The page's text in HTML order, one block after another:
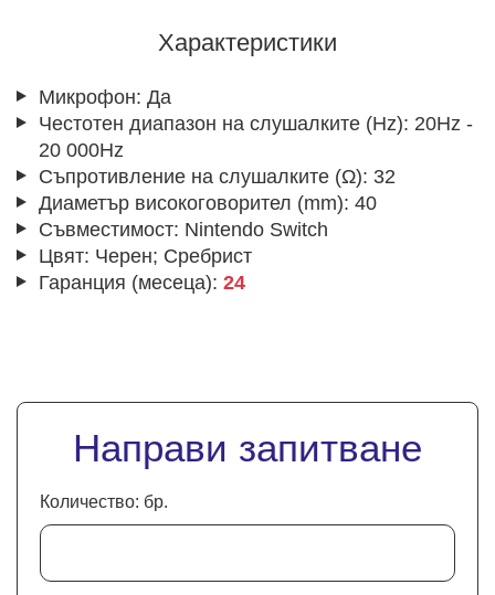
Характеристики
Микрофон: Да
Честотен диапазон на слушалките (Hz): 20Hz -
20 000Hz
Съпротивление на слушалките (Ω): 32
Диаметър високоговорител (mm): 40
Съвместимост: Nintendo Switch
Цвят: Черен; Сребрист
Гаранция (месеца): 24
Направи запитване
Количество: бр.